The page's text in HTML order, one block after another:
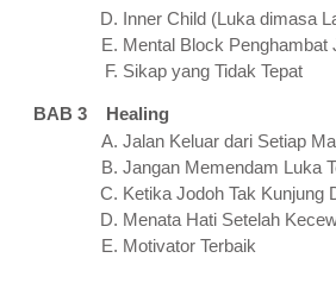
Inner Child (Luka dimasa
Mental Block Penghambat
Sikap yang Tidak Tepat
BAB 3 Healing
Jalan Keluar dari Setiap
Jangan Memendam Luka
Ketika Jodoh Tak Kunjung
Menata Hati Setelah
Motivator Terbaik